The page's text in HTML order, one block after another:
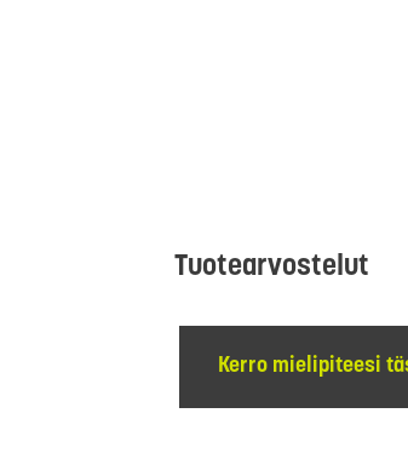
Tuotearvostelut
Kerro mielipiteesi